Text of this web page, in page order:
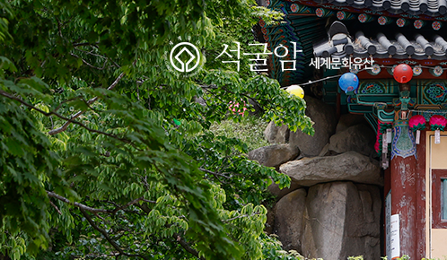
하위분류
하위분류